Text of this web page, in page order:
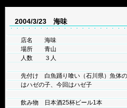
2004/3/23 海味
店名 海味
場所 青山
人数 ３人
先付け 白魚踊り喰い（石川県）魚体
はハゼの子、今回はハゼ子
飲み物 日本酒25杯ビール1本